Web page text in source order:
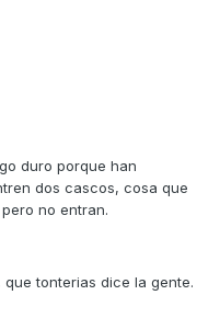
duro porque han
dos cascos, cosa que
no entran.
tonterias dice la gente.